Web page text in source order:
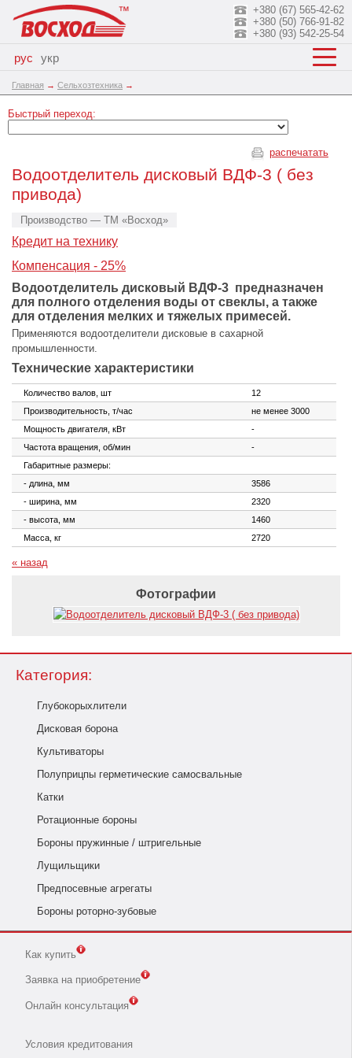
рус укр
+380 (67) 565-42-62
+380 (50) 766-91-82
+380 (93) 542-25-54
Главная → Сельхозтехника →
Категория:
Глубокорыхлители
Дисковая борона
Культиваторы
Полуприцпы герметические самосвальные
Катки
Ротационные бороны
Бороны пружинные / штригельные
Лущильщики
Предпосевные агрегаты
Бороны роторно-зубовые
Как купить
Заявка на приобретение
Онлайн консультация
Условия кредитования
Быстрый переход:
распечатать
Водоотделитель дисковый ВДФ-3 ( без
привода)
Производство — ТМ «Восход»
Кредит на технику
Компенсация - 25%
Водоотделитель дисковый ВДФ-3 предназначен
для полного отделения воды от свеклы, а также
для отделения мелких и тяжелых примесей.
Применяются водоотделители дисковые в сахарной
промышленности.
Технические характеристики
Количество валов, шт
12
Производительность, т/час
не менее 3000
Мощность двигателя, кВт
-
Частота вращения, об/мин
-
Габаритные размеры:
- длина, мм
3586
- ширина, мм
2320
- высота, мм
1460
Масса, кг
2720
« назад
Фотографии